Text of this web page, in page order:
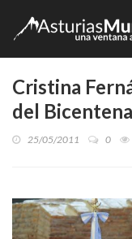
Cristina
del
25/05/2011 0